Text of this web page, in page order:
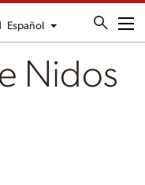
Español
Nidos